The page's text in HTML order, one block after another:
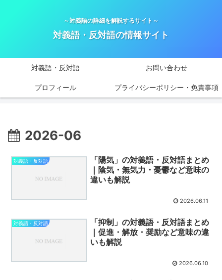
～対義語の詳細を解説するサイト～
対義語・反対語の情報サイト
対義語・反対語 お問い合わせ
プロフィール プライバシーポリシー・免責事項
2026-06
対義語・反対語
「陽気」の対義語・反対語まとめ
｜陰気・無気力・憂鬱など意味の
違いも解説
2026.06.11
対義語・反対語
「抑制」の対義語・反対語まとめ
｜促進・解放・奨励など意味の違
いも解説
2026.06.10